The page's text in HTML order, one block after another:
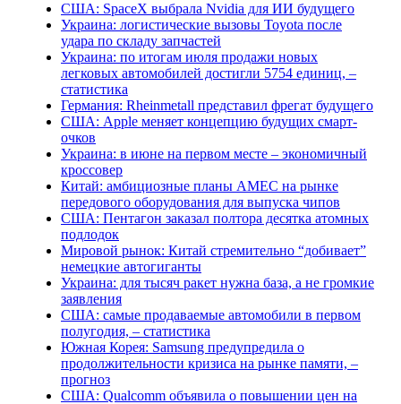
США: SpaceX выбрала Nvidia для ИИ будущего
Украина: логистические вызовы Toyota после
удара по складу запчастей
Украина: по итогам июля продажи новых
легковых автомобилей достигли 5754 единиц, –
статистика
Германия: Rheinmetall представил фрегат будущего
США: Apple меняет концепцию будущих смарт-
очков
Украина: в июне на первом месте – экономичный
кроссовер
Китай: амбициозные планы AMEC на рынке
передового оборудования для выпуска чипов
США: Пентагон заказал полтора десятка атомных
подлодок
Мировой рынок: Китай стремительно “добивает”
немецкие автогиганты
Украина: для тысяч ракет нужна база, а не громкие
заявления
США: самые продаваемые автомобили в первом
полугодия, – статистика
Южная Корея: Samsung предупредила о
продолжительности кризиса на рынке памяти, –
прогноз
США: Qualcomm объявила о повышении цен на